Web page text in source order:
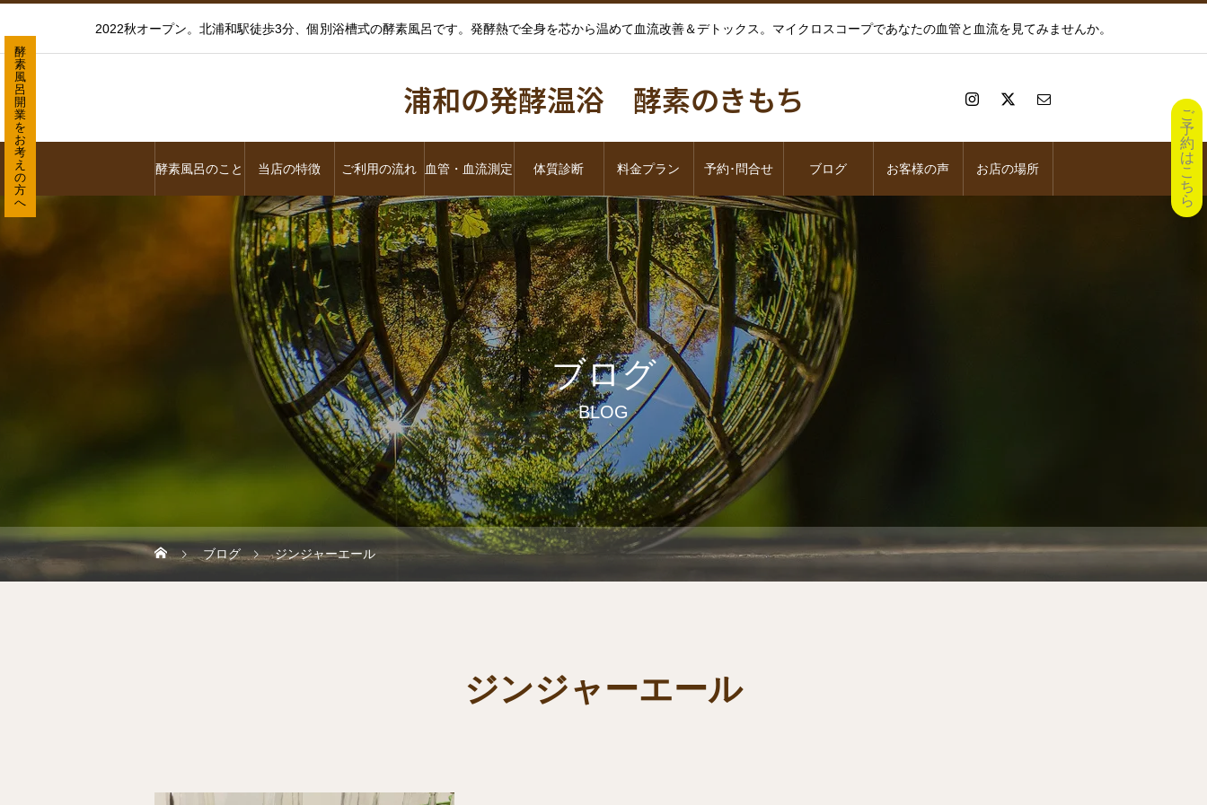
2022秋オープン。北浦和駅徒歩3分、個別浴槽式の酵素風呂です。発酵熱で全身を芯から温めて血流改善＆デトックス。マイクロスコープであなたの血管と血流を見てみませんか。
浦和の発酵温浴 酵素のきもち
酵素風呂のこと 当店の特徴 ご利用の流れ 血管・血流測定 体質診断 料金プラン 予約･問合せ ブログ お客様の声 お店の場所
ブログ
BLOG
ブログ ジンジャーエール
ジンジャーエール
ご
予
約
は
こ
ち
ら
酵
素
風
呂
開
業
を
お
考
え
の
方
へ